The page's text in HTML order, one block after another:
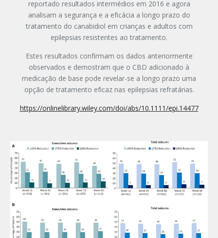
reportado resultados intermédios em 2016 e agora
analisam a segurança e a eficácia a longo prazo do
tratamento do canabidiol em crianças e adultos com
epilepsias resistentes ao tratamento.
Estes resultados confirmam os dados anteriormente
observados e demostram que o CBD adicionado à
medicação de base pode revelar-se a longo prazo uma
opção de tratamento eficaz nas epilepsias refratárias.
https://onlinelibrary.wiley.com/doi/abs/10.1111/epi.14477